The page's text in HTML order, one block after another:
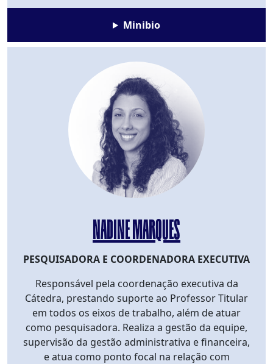
Minibio
NADINE MARQUES
PESQUISADORA E COORDENADORA EXECUTIVA
Responsável pela coordenação executiva da
Cátedra, prestando suporte ao Professor Titular
em todos os eixos de trabalho, além de atuar
como pesquisadora. Realiza a gestão da equipe,
supervisão da gestão administrativa e financeira,
e atua como ponto focal na relação com